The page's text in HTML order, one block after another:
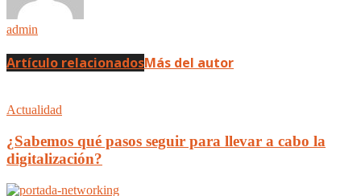
admin
Artículo relacionadosMás del autor
Actualidad
¿Sabemos qué pasos seguir para llevar a cabo la
digitalización?